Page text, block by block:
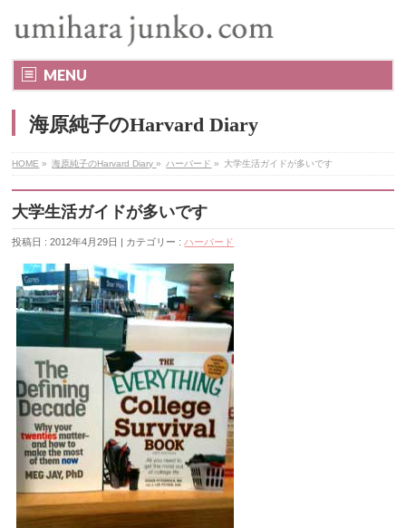
MENU
海原純子のHarvard Diary
HOME » 海原純子のHarvard Diary» ハーバード » 大学生活ガイドが多いです
大学生活ガイドが多いです
投稿日 : 2012年4月29日 | カテゴリー : ハーバード